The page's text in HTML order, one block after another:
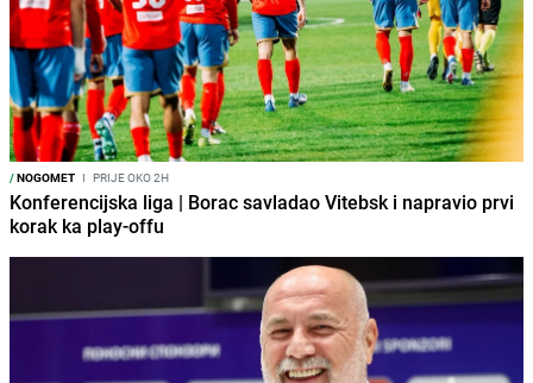
/NOGOMET I PRIJE OKO 2H
Konferencijska liga | Borac savladao Vitebsk i napravio prvi
korak ka play-offu